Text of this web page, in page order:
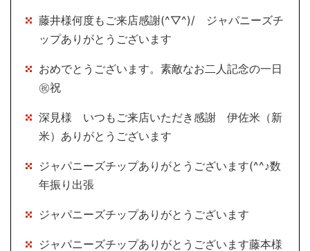
藤井様何度もご来店感謝(^▽^)/ ジャパニーズチ
ップありがとうございます
おめでとうございます。素敵なお二人記念の一日
㊗祝
深見様 いつもご来店いただき感謝 伊佐米（新
米）ありがとうございます
ジャパニーズチップありがとうございます(^^♪数
年振り出張
ジャパニーズチップありがとうございます
ジャパニーズチップありがとうございます藤本様